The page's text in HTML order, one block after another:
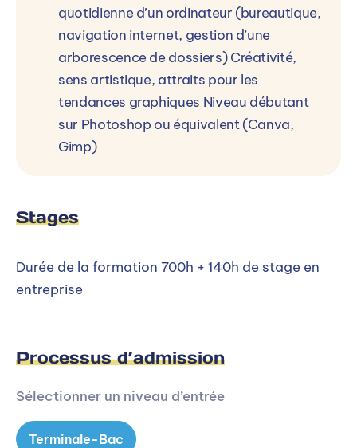
quotidienne d’un ordinateur (bureautique,
navigation internet, gestion d’une
arborescence de dossiers) Créativité,
sens artistique, attraits pour les
tendances graphiques Niveau débutant
sur Photoshop ou équivalent (Canva,
Gimp)
Stages
Durée de la formation 700h + 140h de stage en
entreprise
Processus d’admission
Sélectionner un niveau d’entrée
Terminale-Bac